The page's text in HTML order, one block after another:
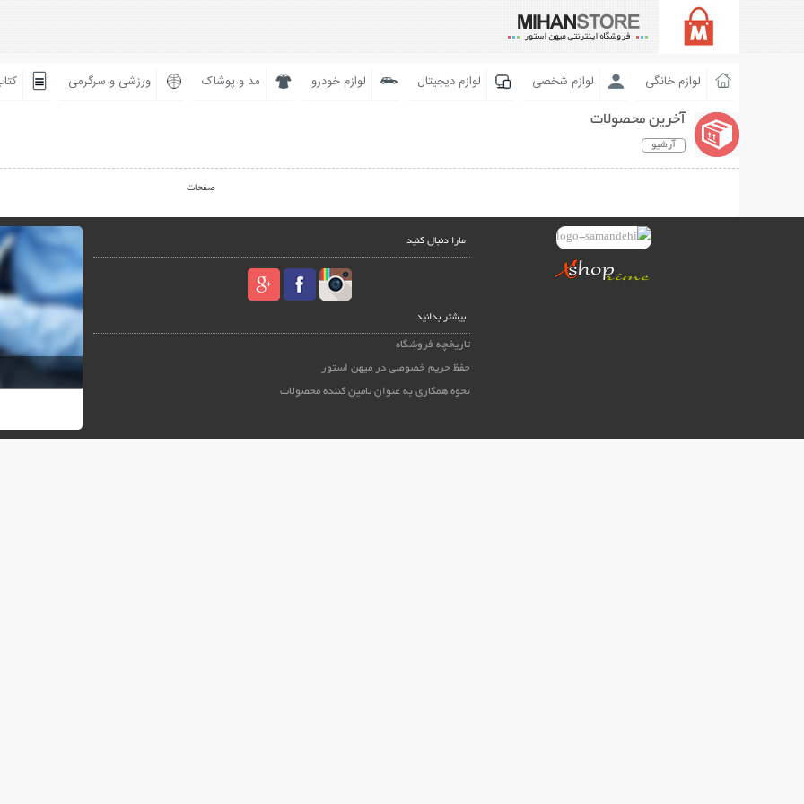
لوازم خانگی لوازم شخصی لوازم دیجیتال لوازم خودرو مد و پوشاک ورزشی و سرگرمی
آخرین محصولات
آرشیو
صفحات
مارا دنبال کنید
بیشتر بدانید
تاریخچه فروشگاه
حفظ حریم خصوصی در میهن استور
نحوه همکاری به عنوان تامین کننده محصولات